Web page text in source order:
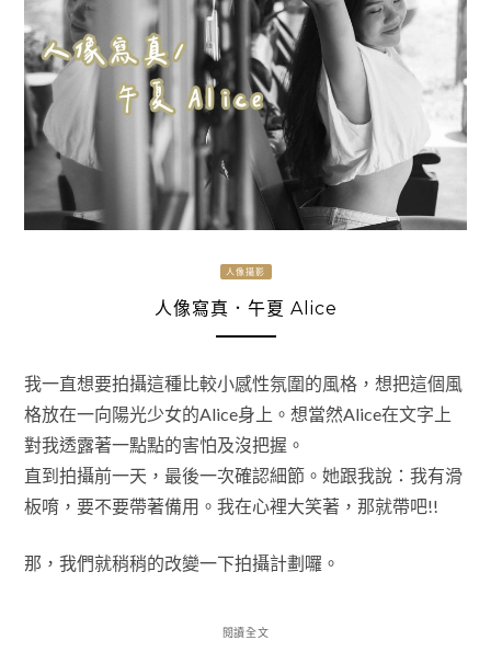
人像攝影
人像寫真．午夏 Alice
我一直想要拍攝這種比較小感性氛圍的風格，想把這個風
格放在一向陽光少女的Alice身上。想當然Alice在文字上
對我透露著一點點的害怕及沒把握。
直到拍攝前一天，最後一次確認細節。她跟我說：我有滑
板唷，要不要帶著備用。我在心裡大笑著，那就帶吧!!
那，我們就稍稍的改變一下拍攝計劃囉。
閱讀全文